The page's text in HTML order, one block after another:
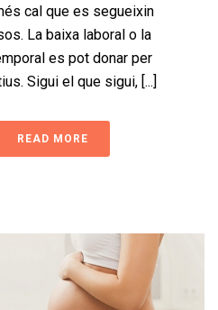
cal que es segueixin
La baixa laboral o la
es pot donar per
Sigui el que sigui, [...]
READ MORE